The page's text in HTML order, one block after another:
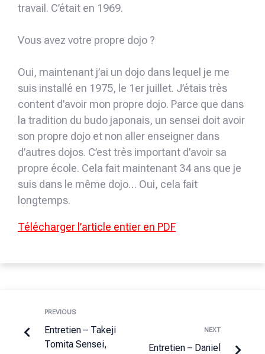
travail. C’était en 1969.
Vous avez votre propre dojo ?
Oui, maintenant j’ai un dojo dans lequel je me
suis installé en 1975, le 1er juillet. J’étais très
content d’avoir mon propre dojo. Parce que dans
la tradition du budo japonais, un sensei doit avoir
son propre dojo et non aller enseigner dans
d’autres dojos. C’est très important d’avoir sa
propre école. Cela fait maintenant 34 ans que je
suis dans le même dojo… Oui, cela fait
longtemps.
Télécharger l’article entier en PDF
PREVIOUS
Entretien – Takeji
Tomita Sensei,
NEXT
Entretien – Daniel